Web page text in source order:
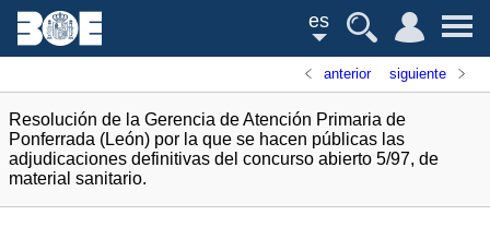
es
anterior siguiente
Resolución de la Gerencia de Atención Primaria de
Ponferrada (León) por la que se hacen públicas las
adjudicaciones definitivas del concurso abierto 5/97, de
material sanitario.